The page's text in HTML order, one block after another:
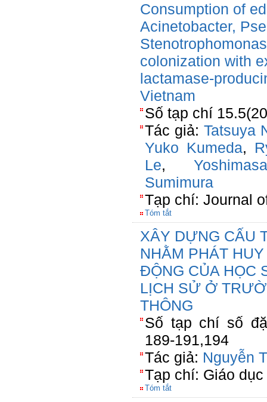
Consumption of
Acinetobacter,
colonization with
lactamase-
Vietnam
Số tạp chí
Tác giả: Tatsuya
Yuko Kumeda,
Le,
Sumimura
Tạp chí: Journal
Tóm tắt
XÂY DỰNG CẤU
NHẰM PHÁT
ĐỘNG CỦA HỌC
LỊCH SỬ Ở
THÔNG
Số tạp chí số
189-191,194
Tác giả: Nguyễn
Tạp chí: Giáo dục
Tóm tắt